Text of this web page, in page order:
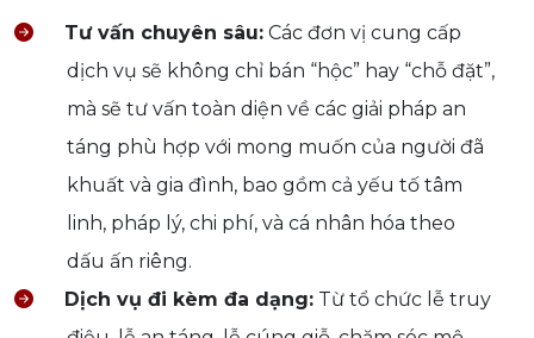
Tư vấn chuyên sâu: Các đơn vị cung cấp
dịch vụ sẽ không chỉ bán “hộc” hay “chỗ đặt”,
mà sẽ tư vấn toàn diện về các giải pháp an
táng phù hợp với mong muốn của người đã
khuất và gia đình, bao gồm cả yếu tố tâm
linh, pháp lý, chi phí, và cá nhân hóa theo
dấu ấn riêng.
Dịch vụ đi kèm đa dạng: Từ tổ chức lễ truy